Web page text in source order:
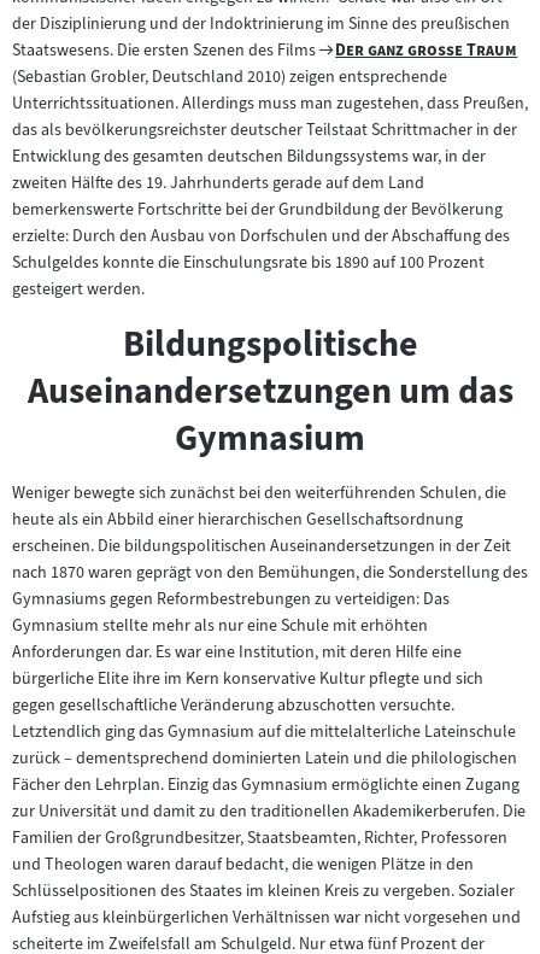
der Disziplinierung und der Indoktrinierung im Sinne des preußischen
Staatswesens. Die ersten Szenen des Films
Zum
Filmarchiv:
"
Der ganz große Traum
(Sebastian Grobler, Deutschland 2010) zeigen entsprechende
Unterrichtssituationen. Allerdings muss man zugestehen, dass Preußen,
das als bevölkerungsreichster deutscher Teilstaat Schrittmacher in der
Entwicklung des gesamten deutschen Bildungssystems war, in der
zweiten Hälfte des 19. Jahrhunderts gerade auf dem Land
bemerkenswerte Fortschritte bei der Grundbildung der Bevölkerung
erzielte: Durch den Ausbau von Dorfschulen und der Abschaffung des
Schulgeldes konnte die Einschulungsrate bis 1890 auf 100 Prozent
gesteigert werden.
Bildungspolitische
Auseinandersetzungen um das
Gymnasium
Weniger bewegte sich zunächst bei den weiterführenden Schulen, die
heute als ein Abbild einer hierarchischen Gesellschaftsordnung
erscheinen. Die bildungspolitischen Auseinandersetzungen in der Zeit
nach 1870 waren geprägt von den Bemühungen, die Sonderstellung des
Gymnasiums gegen Reformbestrebungen zu verteidigen: Das
Gymnasium stellte mehr als nur eine Schule mit erhöhten
Anforderungen dar. Es war eine Institution, mit deren Hilfe eine
bürgerliche Elite ihre im Kern konservative Kultur pflegte und sich
gegen gesellschaftliche Veränderung abzuschotten versuchte.
Letztendlich ging das Gymnasium auf die mittelalterliche Lateinschule
zurück – dementsprechend dominierten Latein und die philologischen
Fächer den Lehrplan. Einzig das Gymnasium ermöglichte einen Zugang
zur Universität und damit zu den traditionellen Akademikerberufen. Die
Familien der Großgrundbesitzer, Staatsbeamten, Richter, Professoren
und Theologen waren darauf bedacht, die wenigen Plätze in den
Schlüsselpositionen des Staates im kleinen Kreis zu vergeben. Sozialer
Aufstieg aus kleinbürgerlichen Verhältnissen war nicht vorgesehen und
scheiterte im Zweifelsfall am Schulgeld. Nur etwa fünf Prozent der